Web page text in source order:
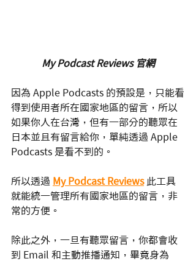
My Podcast Reviews 官網
因為 Apple Podcasts 的預設是，只能看
得到使用者所在國家地區的留言，所以
如果你人在台灣，但有一部分的聽眾在
日本並且有留言給你，單純透過 Apple
Podcasts 是看不到的。
所以透過 My Podcast Reviews 此工具
就能統一管理所有國家地區的留言，非
常的方便。
除此之外，一旦有聽眾留言，你都會收
到 Email 和主動推播通知，畢竟身為